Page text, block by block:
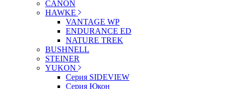
CANON
HAWKE
VANTAGE WP
ENDURANCE ED
NATURE TREK
BUSHNELL
STEINER
YUKON
Серия SIDEVIEW
Серия Юкон